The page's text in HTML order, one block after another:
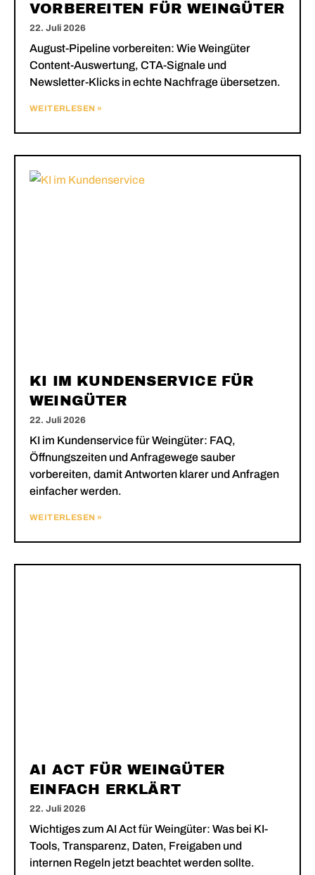
VORBEREITEN FÜR WEINGÜTER
22. Juli 2026
August-Pipeline vorbereiten: Wie Weingüter
Content-Auswertung, CTA-Signale und
Newsletter-Klicks in echte Nachfrage übersetzen.
WEITERLESEN »
KI IM KUNDENSERVICE FÜR
WEINGÜTER
22. Juli 2026
KI im Kundenservice für Weingüter: FAQ,
Öffnungszeiten und Anfragewege sauber
vorbereiten, damit Antworten klarer und Anfragen
einfacher werden.
WEITERLESEN »
AI ACT FÜR WEINGÜTER
EINFACH ERKLÄRT
22. Juli 2026
Wichtiges zum AI Act für Weingüter: Was bei KI-
Tools, Transparenz, Daten, Freigaben und
internen Regeln jetzt beachtet werden sollte.